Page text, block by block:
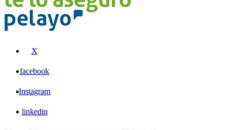
X
facebook
Instagram
linkedin